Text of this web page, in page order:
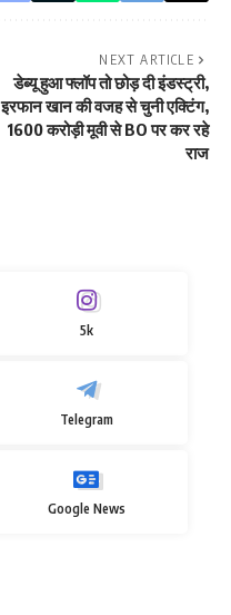
NEXT ARTICLE
डेब्यू हुआ फ्लॉप तो छोड़ दी इंडस्ट्री,
इरफान खान की वजह से चुनी एक्टिंग,
1600 करोड़ी मूवी से BO पर कर रहे
राज
5k
Telegram
Google News